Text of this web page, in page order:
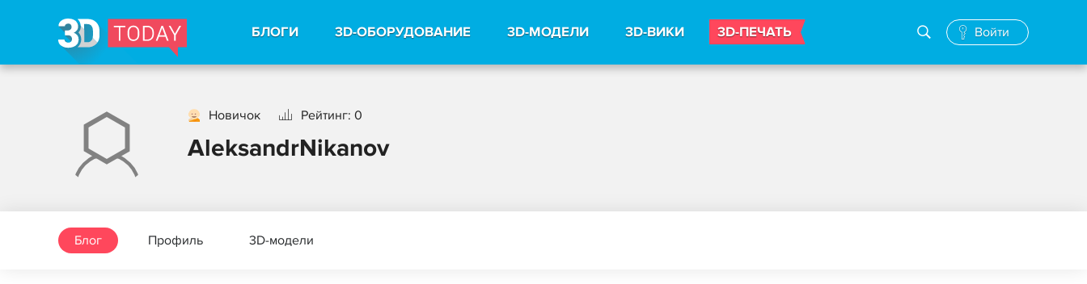
БЛОГИ 3D-ОБОРУДОВАНИЕ 3D-МОДЕЛИ 3D-ВИКИ 3D-ПЕЧАТЬ Войти
Новичок Рейтинг: 0
AleksandrNikanov
Блог Профиль 3D-модели